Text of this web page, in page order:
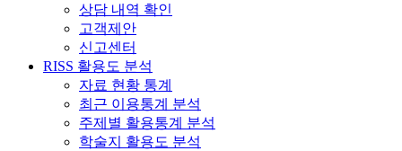
상담 내역 확인
고객제안
신고센터
RISS 활용도 분석
자료 현황 통계
최근 이용통계 분석
주제별 활용통계 분석
학술지 활용도 분석